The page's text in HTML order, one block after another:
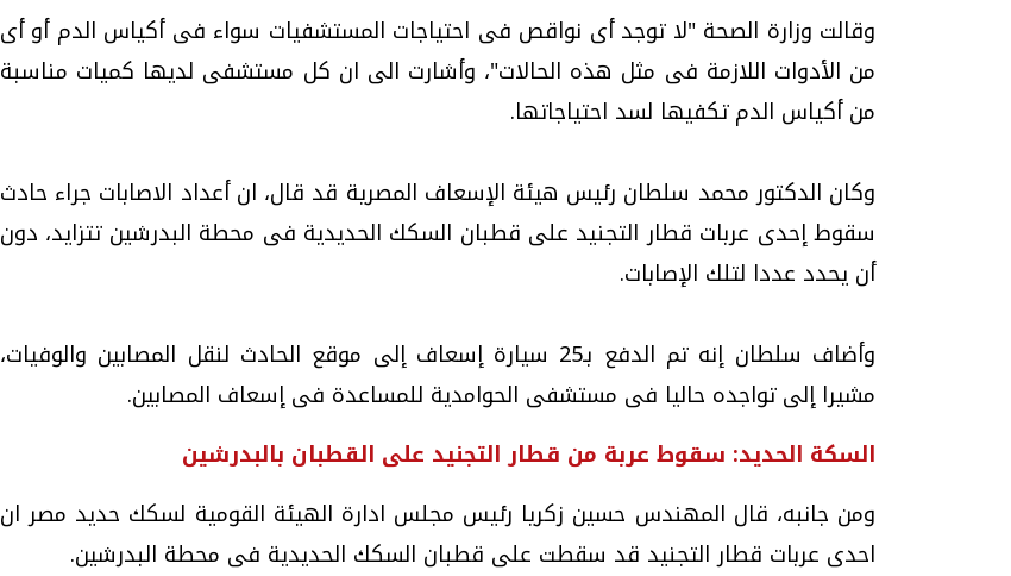
وقالت وزارة الصحة "لا توجد أى نواقص فى احتياجات المستشفيات سواء فى أكياس الدم أو أى
من الأدوات اللازمة فى مثل هذه الحالات"، وأشارت الى ان كل مستشفى لديها كميات مناسبة
من أكياس الدم تكفيها لسد احتياجاتها.
وكان الدكتور محمد سلطان رئيس هيئة الإسعاف المصرية قد قال، ان أعداد الاصابات جراء حادث
سقوط إحدى عربات قطار التجنيد على قطبان السكك الحديدية فى محطة البدرشين تتزايد، دون
أن يحدد عددا لتلك الإصابات.
وأضاف سلطان إنه تم الدفع بـ25 سيارة إسعاف إلى موقع الحادث لنقل المصابين والوفيات،
مشيرا إلى تواجده حاليا فى مستشفى الحوامدية للمساعدة فى إسعاف المصابين.
السكة الحديد: سقوط عربة من قطار التجنيد على القطبان بالبدرشين
ومن جانبه، قال المهندس حسين زكريا رئيس مجلس ادارة الهيئة القومية لسكك حديد مصر ان
احدى عربات قطار التجنيد قد سقطت على قطبان السكك الحديدية فى محطة البدرشين.